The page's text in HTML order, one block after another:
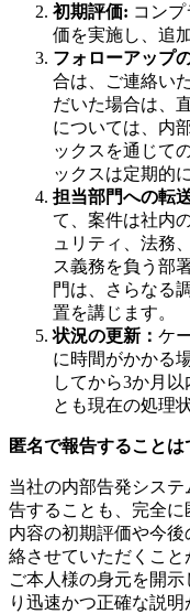
初期評価: コン
価を実施し、追
フォローアップ
合は、ご連絡い
だいた場合は、
については、内
ックスを通じて
ックスは定期的
担当部門への転
て、案件は社内
ュリティ、法務
ス義務を負う部
門は、さらなる
置を講じます。
状況の更新： ケ
に時間がかかる
してから3か月
とも現在の処理
匿名で報告することは
当社の内部告発シス
告することも、完全
内容の初期評価や今
絡させていただくこと
ご本人様の身元を開
り迅速かつ正確な説明